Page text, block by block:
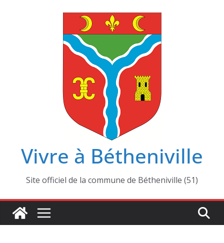
Vivre à Bétheniville
Site officiel de la commune de Bétheniville (51)